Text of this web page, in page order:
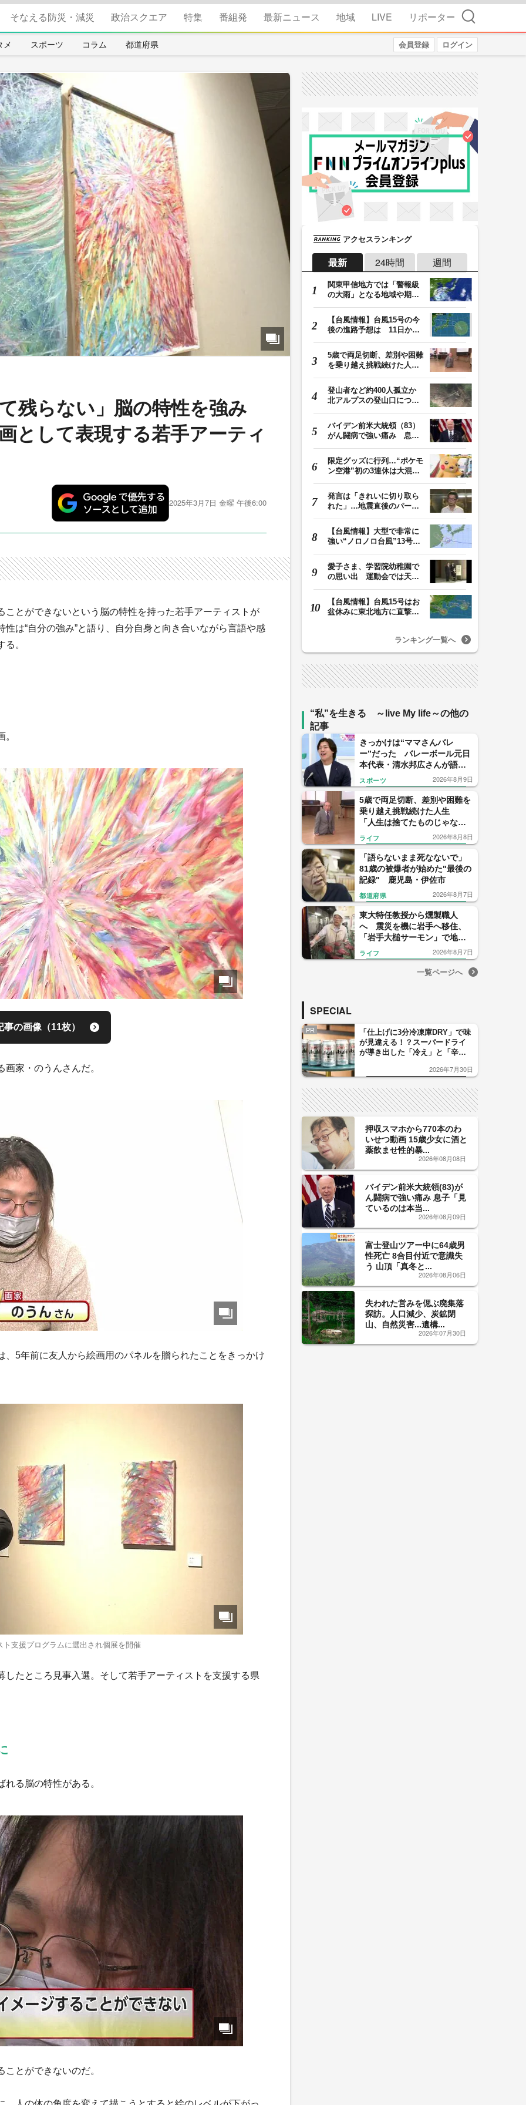
そなえる防災・減災 政治スクエア 特集 番組発 最新ニュース 地域 LIVE リポーター 検索
メ スポーツ コラム 都道府県 会員登録 ログイン
残らない」脳の特性を強み
として表現する若手アーティ
2025年3月7日 金曜 午後6:00
とができないという脳の特性を持った若手アーティストが
は“自分の強み”と語り、自分自身と向き合いながら言語や感
。
事の画像（11枚）
家・のうんさんだ。
5年前に友人から絵画用のパネルを贈られたことをきっかけ
ト支援プログラムに選出され個展を開催
たところ見事入選。そして若手アーティストを支援する県
る脳の特性がある。
とができないのだ。
アクセスランキング
最新 24時間 週間
関東甲信地方では「警報級
の大雨」となる地域や期間
【台風情報】台風15号の今
後の進路予想は 11日から
5歳で両足切断、差別や困難
を乗り越え挑戦続けた人
登山者など約400人孤立か
北アルプスの登山口につな
バイデン前米大統領（83）
がん闘病で強い痛み 息子
限定グッズに行列…“ポケモ
ン空港”初の3連休は大混雑
発言は「きれいに切り取ら
れた」…地震直後のパーテ
【台風情報】大型で非常に
強い“ノロノロ台風”13号の
愛子さま、学習院幼稚園で
の思い出 運動会では天皇
【台風情報】台風15号はお
盆休みに東北地方に直撃す
ランキング一覧へ
“私”を生きる ～live My life～の他の
記事
きっかけは“ママさんバレ
ー”だった バレーボール元日
本代表・清水邦広さんが語
る コーチとして「目指すは
メダル」
スポーツ 2026年8月9日
5歳で両足切断、差別や困難を
乗り越え挑戦続けた人生
「人生は捨てたものじゃな
い」講演200回を迎えた男性が
若者へ贈るメッセージ 岩手
ライフ 2026年8月8日
「語らないまま死なないで」
81歳の被爆者が始めた"最後の
記録" 鹿児島・伊佐市
都道府県 2026年8月7日
東大特任教授から燻製職人
へ 震災を機に岩手へ移住、
「岩手大槌サーモン」で地域
再生に挑む
ライフ 2026年8月7日
一覧ページへ
SPECIAL
PR
「仕上げに3分冷凍庫DRY」で味
が見違える！？スーパードライ
が導き出した「冷え」と「辛
した「辛口カーブ」が飲み頃の
2026年7月30日
押収スマホから770本のわ
いせつ動画 15歳少女に酒と
薬飲ませ性的暴...
2026年08月08日
バイデン前米大統領(83)が
ん闘病で強い痛み 息子「見
ているのは本当...
2026年08月09日
富士登山ツアー中に64歳男
性死亡 8合目付近で意識失
う 山頂「真冬と...
2026年08月06日
失われた営みを偲ぶ廃集落
探訪。人口減少、炭鉱閉
山、自然災害...遺構...
2026年07月30日